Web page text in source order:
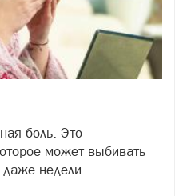
боль. Это
может выбивать
даже недели.